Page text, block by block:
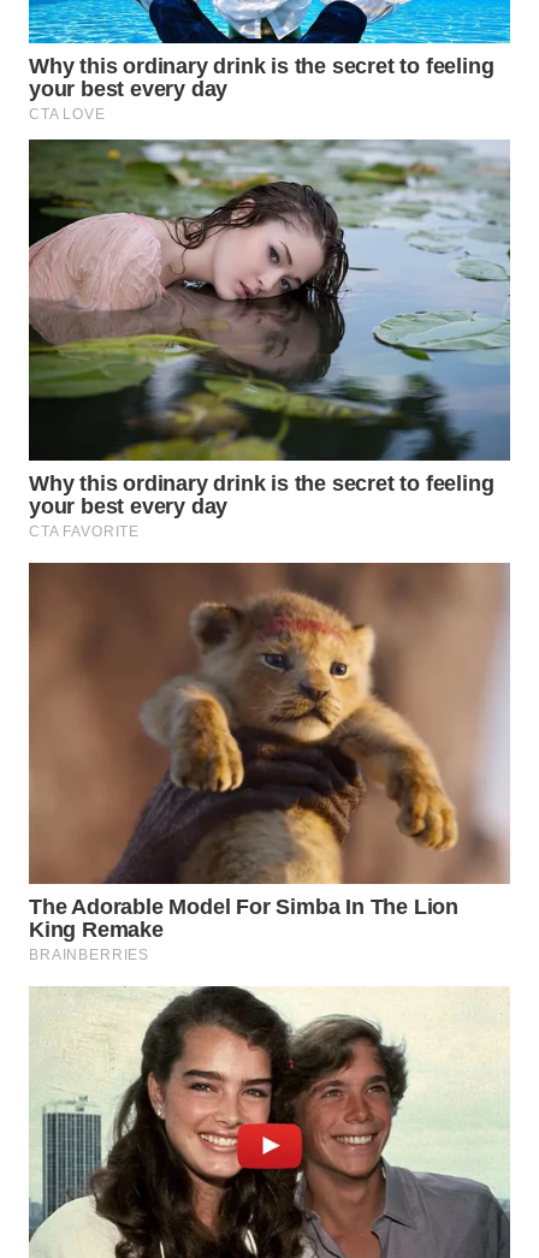
WN
KARAWANG
WN
BEKASI
WN
BOGOR
WN
DEPOK
WN
UTARA
WN
SAMOSIR
WN
KEPULAUAN
SERIBU
TANGERANG
WN
BINJAI
WN
CIREBON